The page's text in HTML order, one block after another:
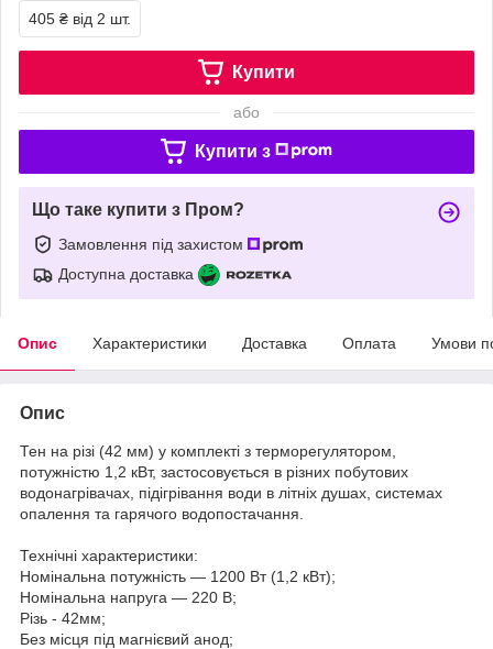
405 ₴ від 2 шт.
Купити
або
Купити з
Що таке купити з Пром?
Замовлення під захистом
Доступна доставка
Опис Характеристики Доставка Оплата Умови
Опис
Тен на різі (42 мм) у комплекті з терморегулятором,
потужністю 1,2 кВт, застосовується в різних побутових
водонагрівачах, підігрівання води в літніх душах, системах
опалення та гарячого водопостачання.
Технічні характеристики:
Номінальна потужність — 1200 Вт (1,2 кВт);
Номінальна напруга — 220 В;
Різь - 42мм;
Без місця під магнієвий анод;